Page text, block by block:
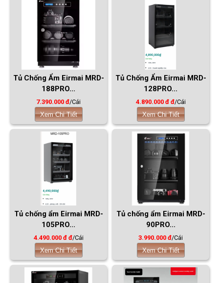
Tủ Chống Ẩm Eirmai MRD-
188PRO...
7.390.000 đ/Cái
Xem Chi Tiết
Tủ Chống Ẩm Eirmai MRD-
128PRO...
4.890.000 đ đ/Cái
Xem Chi Tiết
Tủ chống ẩm Eirmai MRD-
105PRO...
4.490.000 đ đ/Cái
Xem Chi Tiết
Tủ chống ẩm Eirmai MRD-
90PRO...
3.990.000 đ/Cái
Xem Chi Tiết